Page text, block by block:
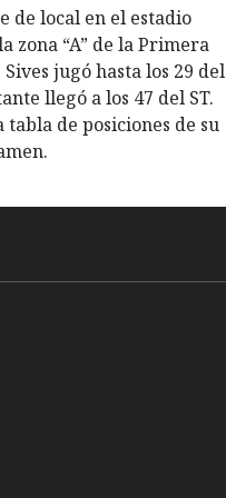
de local en el estadio
zona “A” de la Primera
jugó hasta los 29 del
llegó a los 47 del ST.
de posiciones de su